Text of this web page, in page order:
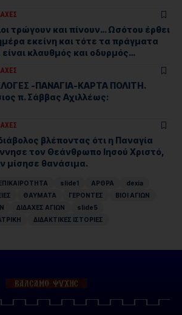
τρώγουν και πίνουν… Ωσότου έρθει
εκείνη και τότε τα πράγματα
είναι κλαυθμός και οδυρμός…
-ΠΑΝΑΓΙΑ-ΚΑΡΤΑ ΠΟΛΙΤΗ.
π. Σάββας Αχιλλέως:
βλέποντας ότι η Παναγία
τον Θεάνθρωπο Ιησού Χριστό,
μίσησε θανάσιμα.
slide1 ΑΡΘΡΑ
dexia
ΘΑΥΜΑΤΑ ΓΕΡΟΝΤΕΣ
ΒΙΟΙ ΑΓΙΩΝ
ΔΙΔΑΧΕΣ ΑΓΙΩΝ
slide5
ΔΙΔΑΚΤΙΚΕΣ ΙΣΤΟΡΙΕΣ